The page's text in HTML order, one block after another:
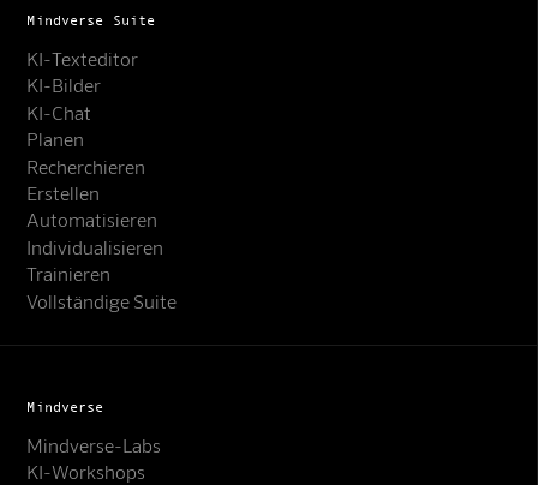
Mindverse Suite
KI-Texteditor
KI-Bilder
KI-Chat
Planen
Recherchieren
Erstellen
Automatisieren
Individualisieren
Trainieren
Vollständige Suite
Mindverse
Mindverse-Labs
KI-Workshops